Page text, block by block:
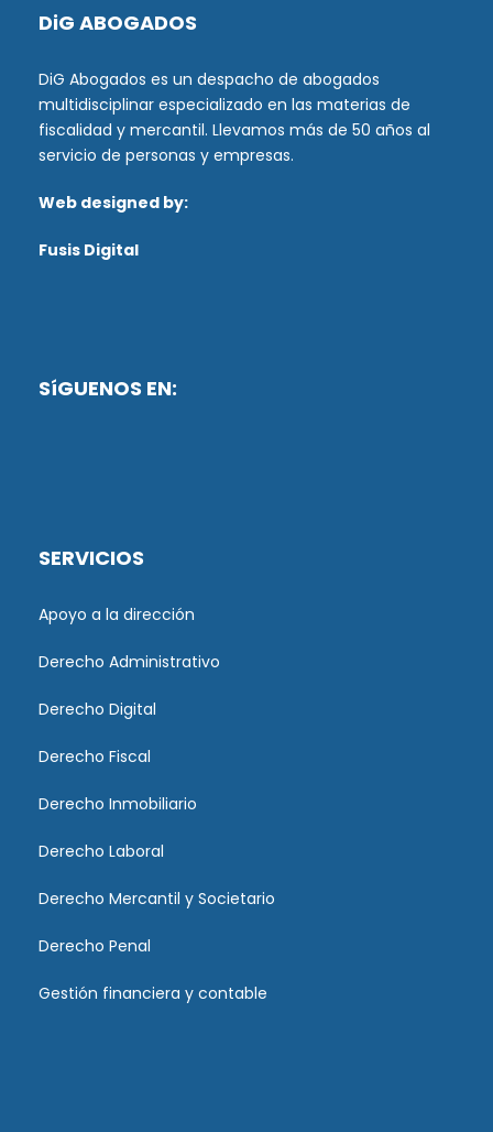
DiG ABOGADOS
DiG Abogados es un despacho de abogados
multidisciplinar especializado en las materias de
fiscalidad y mercantil. Llevamos más de 50 años al
servicio de personas y empresas.
Web designed by:
Fusis Digital
SíGUENOS EN:
SERVICIOS
Apoyo a la dirección
Derecho Administrativo
Derecho Digital
Derecho Fiscal
Derecho Inmobiliario
Derecho Laboral
Derecho Mercantil y Societario
Derecho Penal
Gestión financiera y contable